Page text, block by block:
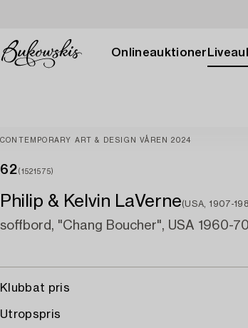
Onlineauktioner
CONTEMPORARY ART & DESIGN VÅREN 2024
62 (1521575)
Philip & Kelvin LaVerne(USA, 1907-
soffbord, "Chang Boucher", USA 1960-
Klubbat pris
Utropspris